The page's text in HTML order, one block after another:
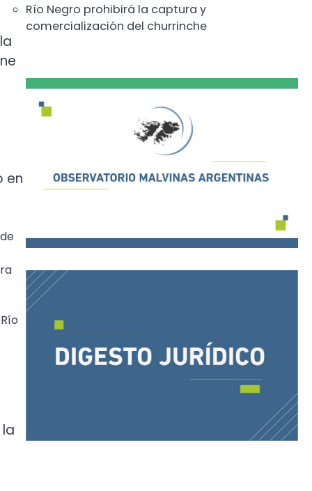
en
Río Negro prohibirá la captura y
comercialización del churrinche